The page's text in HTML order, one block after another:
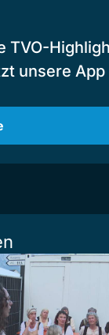
TVO-
unsere App